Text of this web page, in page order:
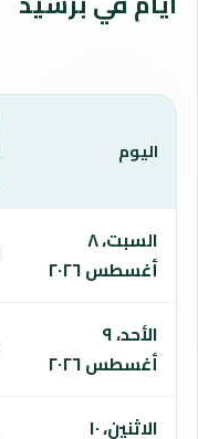
اليوم
السبت، ٨
أغسطس ٢٠٢٦
الأحد، ٩
أغسطس ٢٠٢٦
الاثنين، ١٠